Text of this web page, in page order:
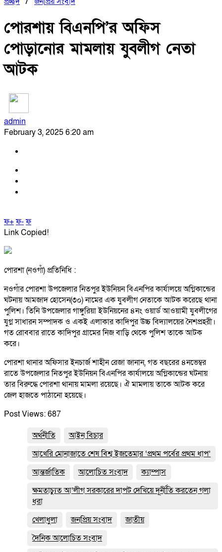
পোরশায় বিএনপি’র অফিস
পোড়ানোর মামলায় যুবলীগ নেতা
আটক
admin
February 3, 2025 6:20 am
ফ+ফ-ফ
Link Copied!
পোরশা (নওগাঁ) প্রতিনিধি :
নওগাঁর পোরশা উপজেলার নিতপুর ইউনিয়ন বিএনপির কার্যালয়ে অগ্নিকান্ডের
ঘটনায় আমজাদ হোসেন(৩০) নামের এক যুবলীগ নেতাকে আটক করেছে থানা
পুলিশ। তিনি উপজেলার গাঙ্গুরিয়া ইউনিয়নের ৪নং ওয়ার্ড আওয়ামী যুবলীগের
যুগ্ন সাধারন সম্পাদক ও একই এলাকার কাদিপুর উচ্চ বিদ্যালয়ের নৈশপ্রহরী।
গত রোববার রাতে কাদিপুর গ্রামের নিজ বাড়ি থেকে পুলিশ তাকে আটক
করে।
পোরশা থানার অফিসার ইনচার্জ শাহীন রেজা জানান, গত বছরের ৪নভেম্বর
রাতে উপজেলার নিতপুর ইউনিয়ন বিএনপির কার্যালয়ে অগ্নিকান্ডের ঘটনায়
তার বিরুদ্ধে পোরশা থানায় মামলা রয়েছে। ঐ মামলায় তাকে আটক করে
জেল হাজতে পাঠানো হয়েছে।
Post Views:687
অর্থনীতি
আইন বিচার
আখেরি মোনাজাতে শেষ বিশ্ব ইজতেমার ‘প্রথম পর্বের প্রথম ধাপ’
আন্তর্জাতিক
আলোচিত সংবাদ
ক্যাম্পাস
ক্ষমতাচ্যুত আ’লীগ সরকারের দাপট দেখিয়ে দূর্নীতি করতেন গলা
ধরা
খেলাধুলা
জনপ্রিয় সংবাদ
জাতীয়
দৈনিক আলোচিত সংবাদ